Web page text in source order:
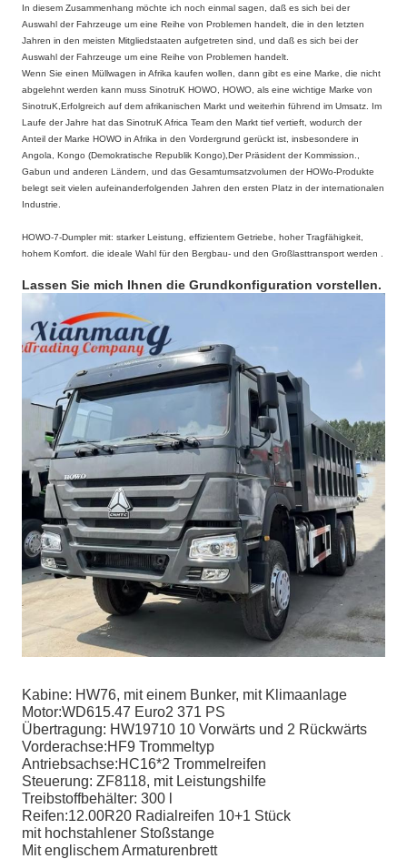
In diesem Zusammenhang möchte ich noch einmal sagen, daß es sich bei der
Auswahl der Fahrzeuge um eine Reihe von Problemen handelt, die in den letzten
Jahren in den meisten Mitgliedstaaten aufgetreten sind, und daß es sich bei der
Auswahl der Fahrzeuge um eine Reihe von Problemen handelt.
Wenn Sie einen Müllwagen in Afrika kaufen wollen, dann gibt es eine Marke, die nicht
abgelehnt werden kann muss SinotruK HOWO, HOWO, als eine wichtige Marke von
SinotruK,Erfolgreich auf dem afrikanischen Markt und weiterhin führend im Umsatz. Im
Laufe der Jahre hat das SinotruK Africa Team den Markt tief vertieft, wodurch der
Anteil der Marke HOWO in Afrika in den Vordergrund gerückt ist, insbesondere in
Angola, Kongo (Demokratische Republik Kongo),Der Präsident der Kommission.,
Gabun und anderen Ländern, und das Gesamtumsatzvolumen der HOWo-Produkte
belegt seit vielen aufeinanderfolgenden Jahren den ersten Platz in der internationalen
Industrie.
HOWO-7-Dumpler mit: starker Leistung, effizientem Getriebe, hoher Tragfähigkeit,
hohem Komfort. die ideale Wahl für den Bergbau- und den Großlasttransport werden .
Lassen Sie mich Ihnen die Grundkonfiguration vorstellen.
Kabine: HW76, mit einem Bunker, mit Klimaanlage
Motor:WD615.47 Euro2 371 PS
Übertragung: HW19710 10 Vorwärts und 2 Rückwärts
Vorderachse:HF9 Trommeltyp
Antriebsachse:HC16*2 Trommelreifen
Steuerung: ZF8118, mit Leistungshilfe
Treibstoffbehälter: 300 l
Reifen:12.00R20 Radialreifen 10+1 Stück
mit hochstahlener Stoßstange
Mit englischem Armaturenbrett